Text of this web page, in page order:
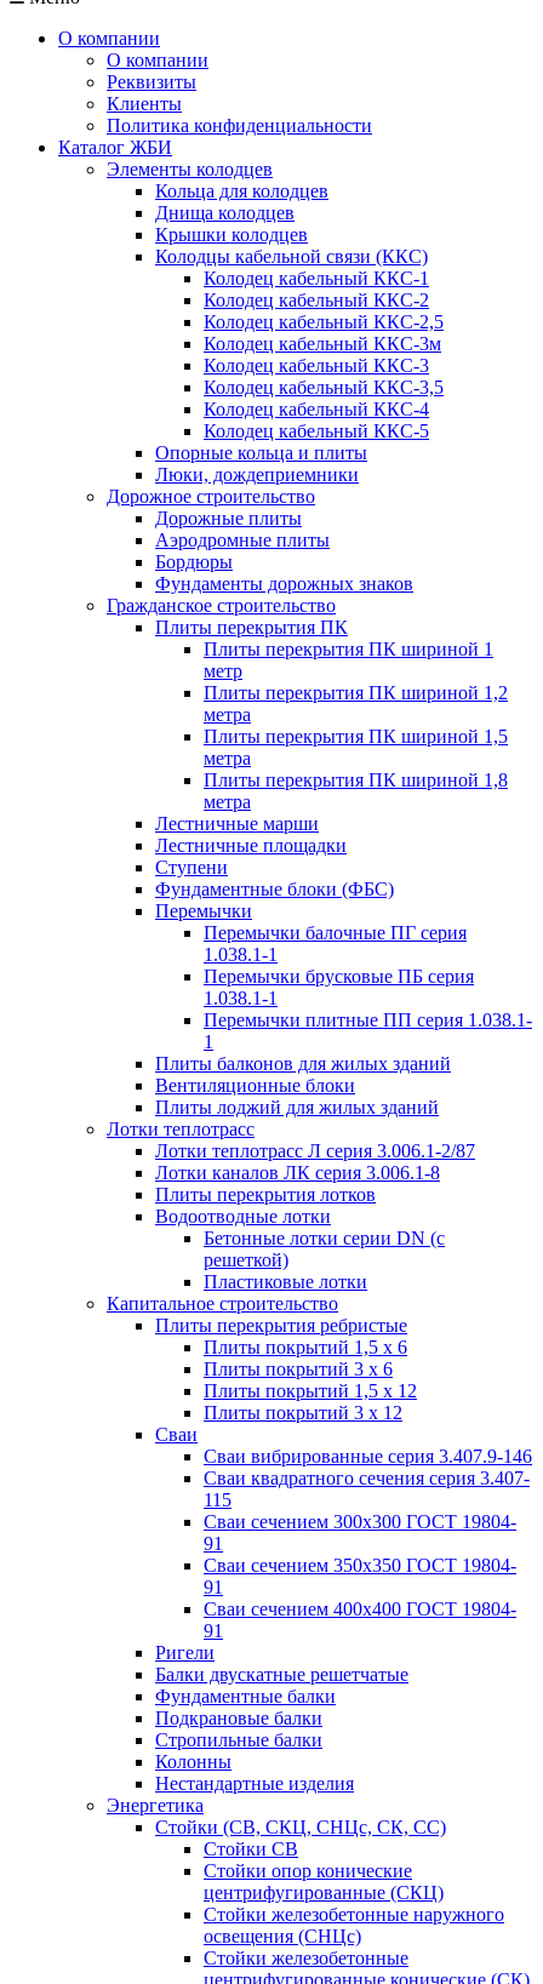
О компании
О компании
Реквизиты
Клиенты
Политика конфиденциальности
Каталог ЖБИ
Элементы колодцев
Кольца для колодцев
Днища колодцев
Крышки колодцев
Колодцы кабельной связи (ККС)
Колодец кабельный ККС-1
Колодец кабельный ККС-2
Колодец кабельный ККС-2,5
Колодец кабельный ККС-3м
Колодец кабельный ККС-3
Колодец кабельный ККС-3,5
Колодец кабельный ККС-4
Колодец кабельный ККС-5
Опорные кольца и плиты
Люки, дождеприемники
Дорожное строительство
Дорожные плиты
Аэродромные плиты
Бордюры
Фундаменты дорожных знаков
Гражданское строительство
Плиты перекрытия ПК
Плиты перекрытия ПК шириной 1
метр
Плиты перекрытия ПК шириной 1,2
метра
Плиты перекрытия ПК шириной 1,5
метра
Плиты перекрытия ПК шириной 1,8
метра
Лестничные марши
Лестничные площадки
Ступени
Фундаментные блоки (ФБС)
Перемычки
Перемычки балочные ПГ серия
1.038.1-1
Перемычки брусковые ПБ серия
1.038.1-1
Перемычки плитные ПП серия 1.038.1-
1
Плиты балконов для жилых зданий
Вентиляционные блоки
Плиты лоджий для жилых зданий
Лотки теплотрасс
Лотки теплотрасс Л серия 3.006.1-2/87
Лотки каналов ЛК серия 3.006.1-8
Плиты перекрытия лотков
Водоотводные лотки
Бетонные лотки серии DN (с
решеткой)
Пластиковые лотки
Капитальное строительство
Плиты перекрытия ребристые
Плиты покрытий 1,5 x 6
Плиты покрытий 3 x 6
Плиты покрытий 1,5 x 12
Плиты покрытий 3 x 12
Сваи
Сваи вибрированные серия 3.407.9-146
Сваи квадратного сечения серия 3.407-
115
Сваи сечением 300х300 ГОСТ 19804-
91
Сваи сечением 350х350 ГОСТ 19804-
91
Сваи сечением 400х400 ГОСТ 19804-
91
Ригели
Балки двускатные решетчатые
Фундаментные балки
Подкрановые балки
Стропильные балки
Колонны
Нестандартные изделия
Энергетика
Стойки (СВ, СКЦ, СНЦс, СК, СС)
Стойки СВ
Стойки опор конические
центрифугированные (СКЦ)
Стойки железобетонные наружного
освещения (СНЦс)
Стойки железобетонные
центрифугированные конические (СК)